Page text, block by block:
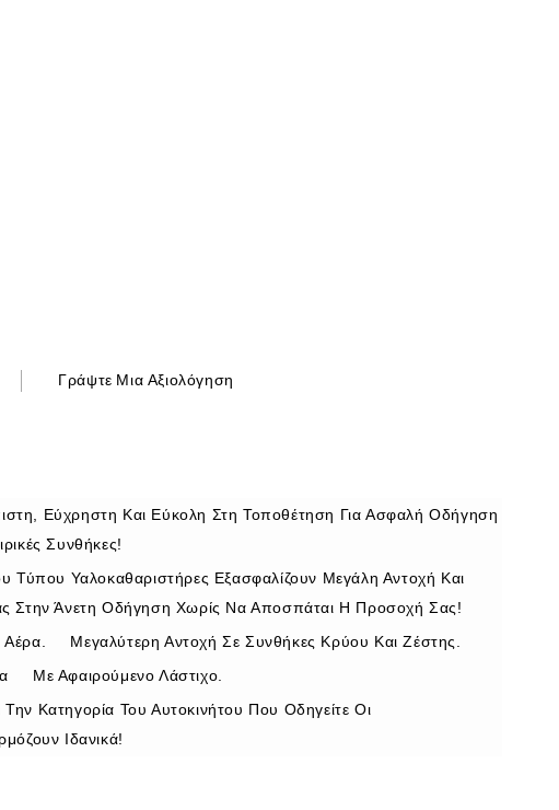
Γράψτε Μια Αξιολόγηση
Εύχρηστη Και Εύκολη Στη Τοποθέτηση Για Ασφαλή Οδήγηση
Συνθήκες!
Τύπου Υαλοκαθαριστήρες Εξασφαλίζουν Μεγάλη Αντοχή Και
Στην Άνετη Οδήγηση Χωρίς Να Αποσπάται Η Προσοχή Σας!
Μεγαλύτερη Αντοχή Σε Συνθήκες Κρύου Και Ζέστης.
Με Αφαιρούμενο Λάστιχο.
Κατηγορία Του Αυτοκινήτου Που Οδηγείτε Οι
Ιδανικά!